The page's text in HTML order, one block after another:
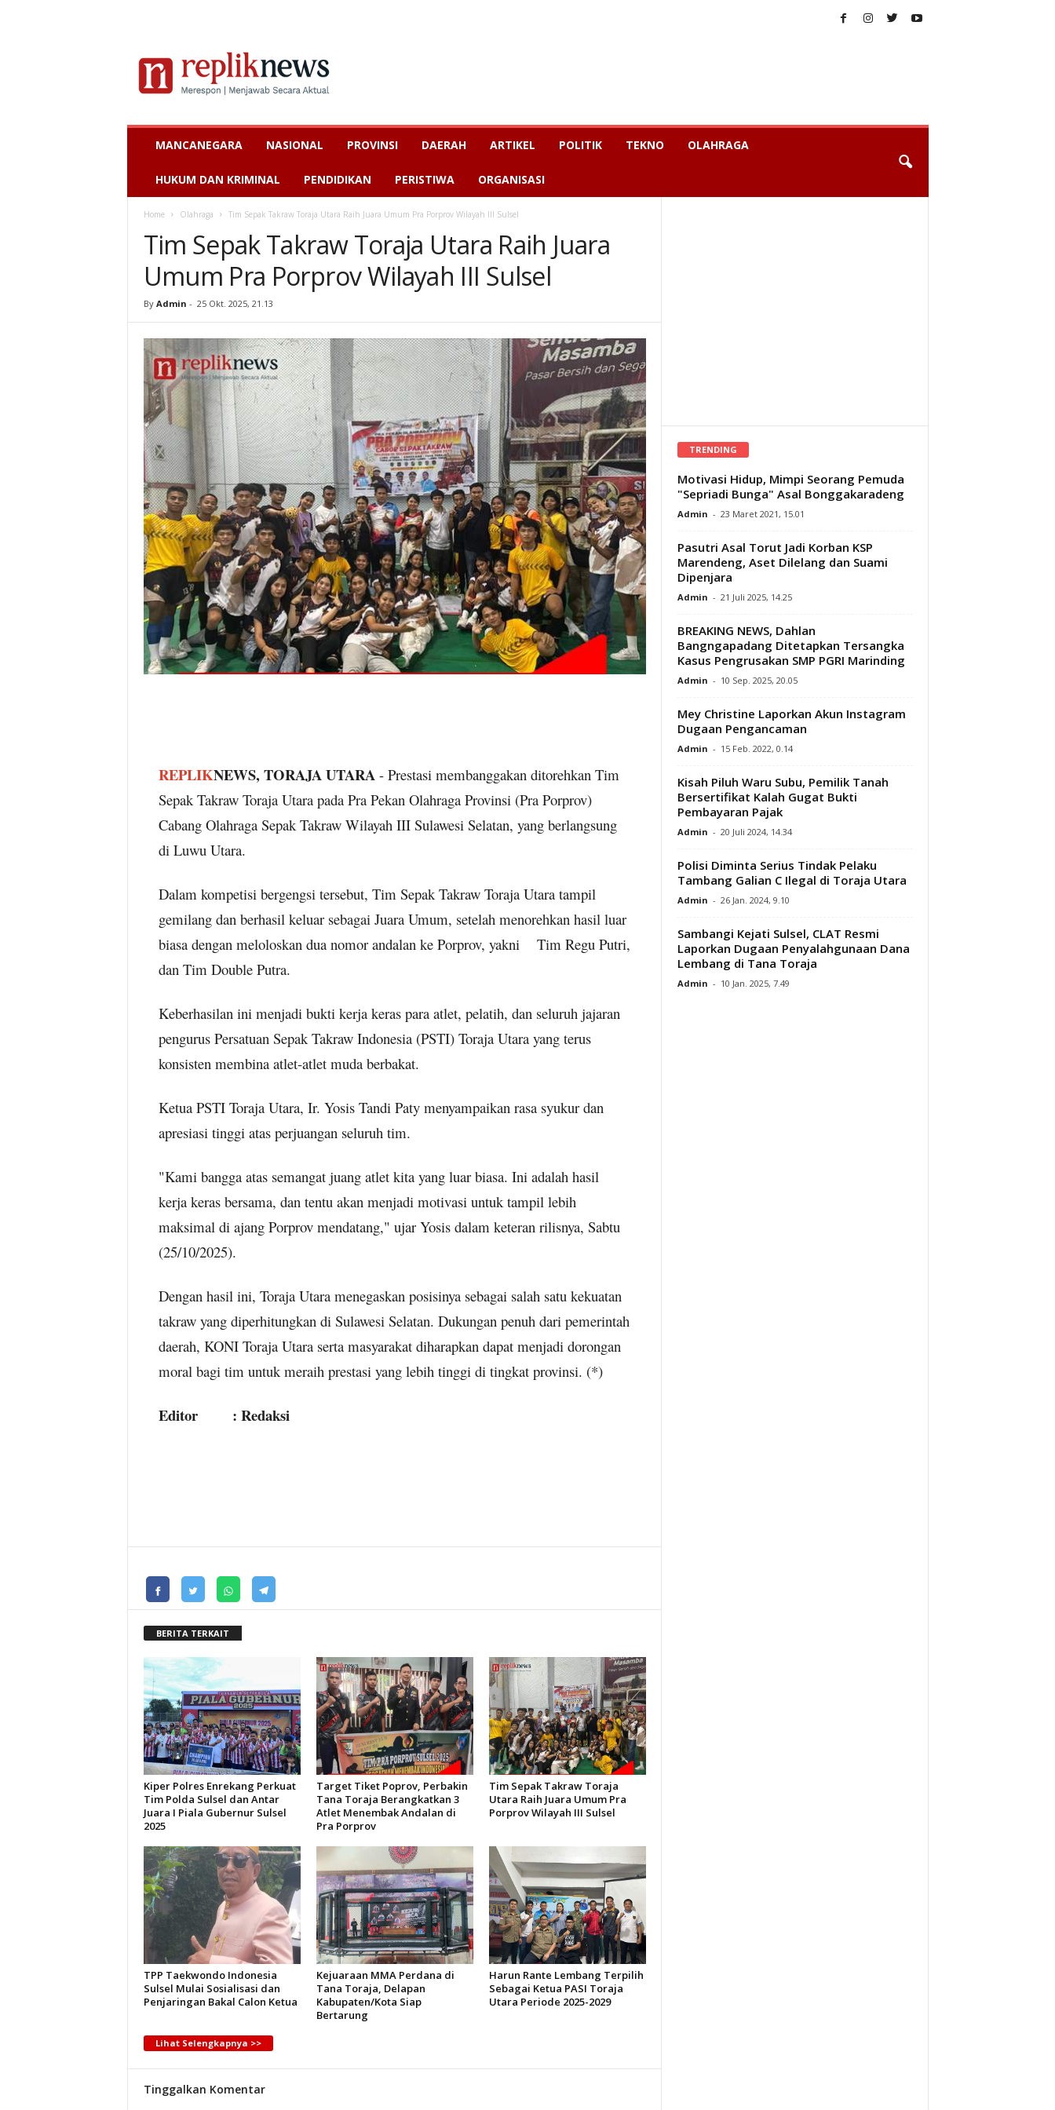
MANCANEGARA NASIONAL PROVINSI DAERAH ARTIKEL POLITIK TEKNO OLAHRAGA
HUKUM DAN KRIMINAL PENDIDIKAN PERISTIWA ORGANISASI
Home Olahraga Tim Sepak Takraw Toraja Utara Raih Juara Umum Pra Porprov Wilayah III Sulsel
Tim Sepak Takraw Toraja Utara Raih Juara
Umum Pra Porprov Wilayah III Sulsel
By Admin - 25 Okt. 2025, 21.13
REPLIKNEWS, TORAJA UTARA - Prestasi membanggakan ditorehkan Tim
Sepak Takraw Toraja Utara pada Pra Pekan Olahraga Provinsi (Pra Porprov)
Cabang Olahraga Sepak Takraw Wilayah III Sulawesi Selatan, yang berlangsung
di Luwu Utara.
Dalam kompetisi bergengsi tersebut, Tim Sepak Takraw Toraja Utara tampil
gemilang dan berhasil keluar sebagai Juara Umum, setelah menorehkan hasil luar
biasa dengan meloloskan dua nomor andalan ke Porprov, yakni Tim Regu Putri,
dan Tim Double Putra.
Keberhasilan ini menjadi bukti kerja keras para atlet, pelatih, dan seluruh jajaran
pengurus Persatuan Sepak Takraw Indonesia (PSTI) Toraja Utara yang terus
konsisten membina atlet-atlet muda berbakat.
Ketua PSTI Toraja Utara, Ir. Yosis Tandi Paty menyampaikan rasa syukur dan
apresiasi tinggi atas perjuangan seluruh tim.
"Kami bangga atas semangat juang atlet kita yang luar biasa. Ini adalah hasil
kerja keras bersama, dan tentu akan menjadi motivasi untuk tampil lebih
maksimal di ajang Porprov mendatang," ujar Yosis dalam keteran rilisnya, Sabtu
(25/10/2025).
Dengan hasil ini, Toraja Utara menegaskan posisinya sebagai salah satu kekuatan
takraw yang diperhitungkan di Sulawesi Selatan. Dukungan penuh dari pemerintah
daerah, KONI Toraja Utara serta masyarakat diharapkan dapat menjadi dorongan
moral bagi tim untuk meraih prestasi yang lebih tinggi di tingkat provinsi. (*)
Editor : Redaksi
BERITA TERKAIT
Kiper Polres Enrekang Perkuat
Tim Polda Sulsel dan Antar
Juara I Piala Gubernur Sulsel
2025
Target Tiket Poprov, Perbakin
Tana Toraja Berangkatkan 3
Atlet Menembak Andalan di
Pra Porprov
Tim Sepak Takraw Toraja
Utara Raih Juara Umum Pra
Porprov Wilayah III Sulsel
TPP Taekwondo Indonesia
Sulsel Mulai Sosialisasi dan
Penjaringan Bakal Calon Ketua
Kejuaraan MMA Perdana di
Tana Toraja, Delapan
Kabupaten/Kota Siap
Bertarung
Harun Rante Lembang Terpilih
Sebagai Ketua PASI Toraja
Utara Periode 2025-2029
Lihat Selengkapnya >>
Tinggalkan Komentar
TRENDING
Motivasi Hidup, Mimpi Seorang Pemuda
"Sepriadi Bunga" Asal Bonggakaradeng
Admin - 23 Maret 2021, 15.01
Pasutri Asal Torut Jadi Korban KSP
Marendeng, Aset Dilelang dan Suami
Dipenjara
Admin - 21 Juli 2025, 14.25
BREAKING NEWS, Dahlan
Bangngapadang Ditetapkan Tersangka
Kasus Pengrusakan SMP PGRI Marinding
Admin - 10 Sep. 2025, 20.05
Mey Christine Laporkan Akun Instagram
Dugaan Pengancaman
Admin - 15 Feb. 2022, 0.14
Kisah Piluh Waru Subu, Pemilik Tanah
Bersertifikat Kalah Gugat Bukti
Pembayaran Pajak
Admin - 20 Juli 2024, 14.34
Polisi Diminta Serius Tindak Pelaku
Tambang Galian C Ilegal di Toraja Utara
Admin - 26 Jan. 2024, 9.10
Sambangi Kejati Sulsel, CLAT Resmi
Laporkan Dugaan Penyalahgunaan Dana
Lembang di Tana Toraja
Admin - 10 Jan. 2025, 7.49